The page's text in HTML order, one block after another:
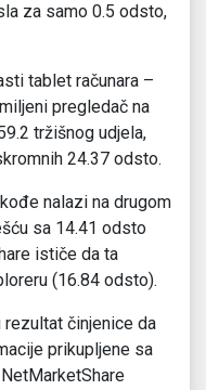
za samo 0.5 odsto,
tablet računara –
pregledač na
tržišnog udjela,
24.37 odsto.
nalazi na drugom
sa 14.41 odsto
ističe da ta
(16.84 odsto).
rezultat činjenice da
prikupljene sa